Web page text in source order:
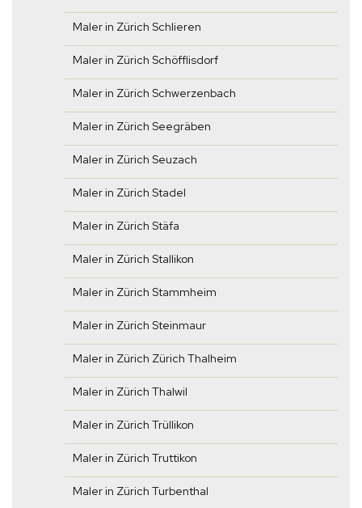
Maler in Zürich Schlieren
Maler in Zürich Schöfflisdorf
Maler in Zürich Schwerzenbach
Maler in Zürich Seegräben
Maler in Zürich Seuzach
Maler in Zürich Stadel
Maler in Zürich Stäfa
Maler in Zürich Stallikon
Maler in Zürich Stammheim
Maler in Zürich Steinmaur
Maler in Zürich Zürich Thalheim
Maler in Zürich Thalwil
Maler in Zürich Trüllikon
Maler in Zürich Truttikon
Maler in Zürich Turbenthal